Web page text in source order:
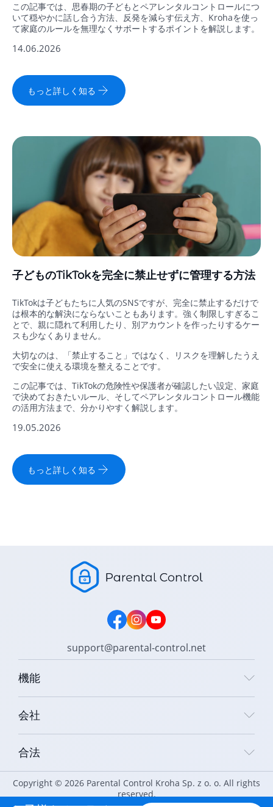
この記事では、思春期の子どもとペアレンタルコントロールにつ
いて穏やかに話し合う方法、反発を減らす伝え方、Krohaを使っ
て家庭のルールを無理なくサポートするポイントを解説します。
14.06.2026
もっと詳しく知る
子どものTikTokを完全に禁止せずに管理する方法
TikTokは子どもたちに人気のSNSですが、完全に禁止するだけで
は根本的な解決にならないこともあります。強く制限しすぎるこ
とで、親に隠れて利用したり、別アカウントを作ったりするケー
スも少なくありません。
大切なのは、「禁止すること」ではなく、リスクを理解したうえ
で安全に使える環境を整えることです。
この記事では、TikTokの危険性や保護者が確認したい設定、家庭
で決めておきたいルール、そしてペアレンタルコントロール機能
の活用方法まで、分かりやすく解説します。
19.05.2026
もっと詳しく知る
support@parental-control.net
機能
会社
合法
Copyright © 2026 Parental Control Kroha Sp. z o. o. All rights
reserved.